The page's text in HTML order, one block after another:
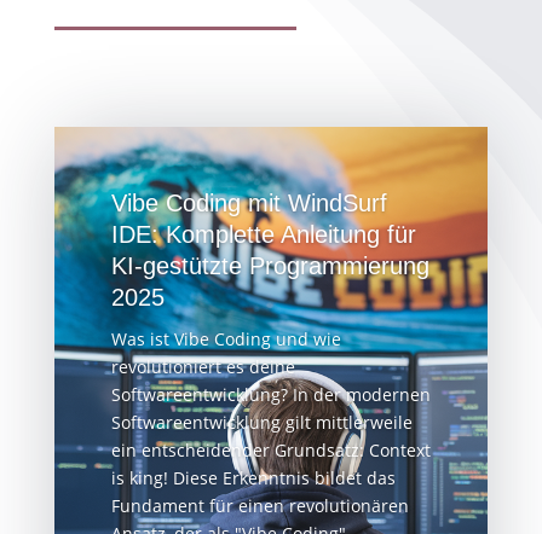
Vibe Coding mit WindSurf
IDE: Komplette Anleitung für
KI-gestützte Programmierung
2025
Was ist Vibe Coding und wie
revolutioniert es deine
Softwareentwicklung? In der modernen
Softwareentwicklung gilt mittlerweile
ein entscheidender Grundsatz: Context
is king! Diese Erkenntnis bildet das
Fundament für einen revolutionären